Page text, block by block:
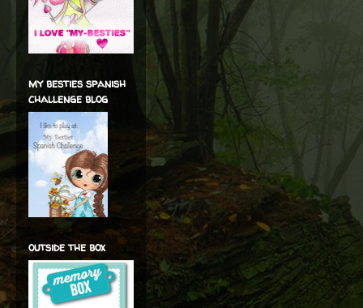
my besties spanish
challenge blog
outside the box